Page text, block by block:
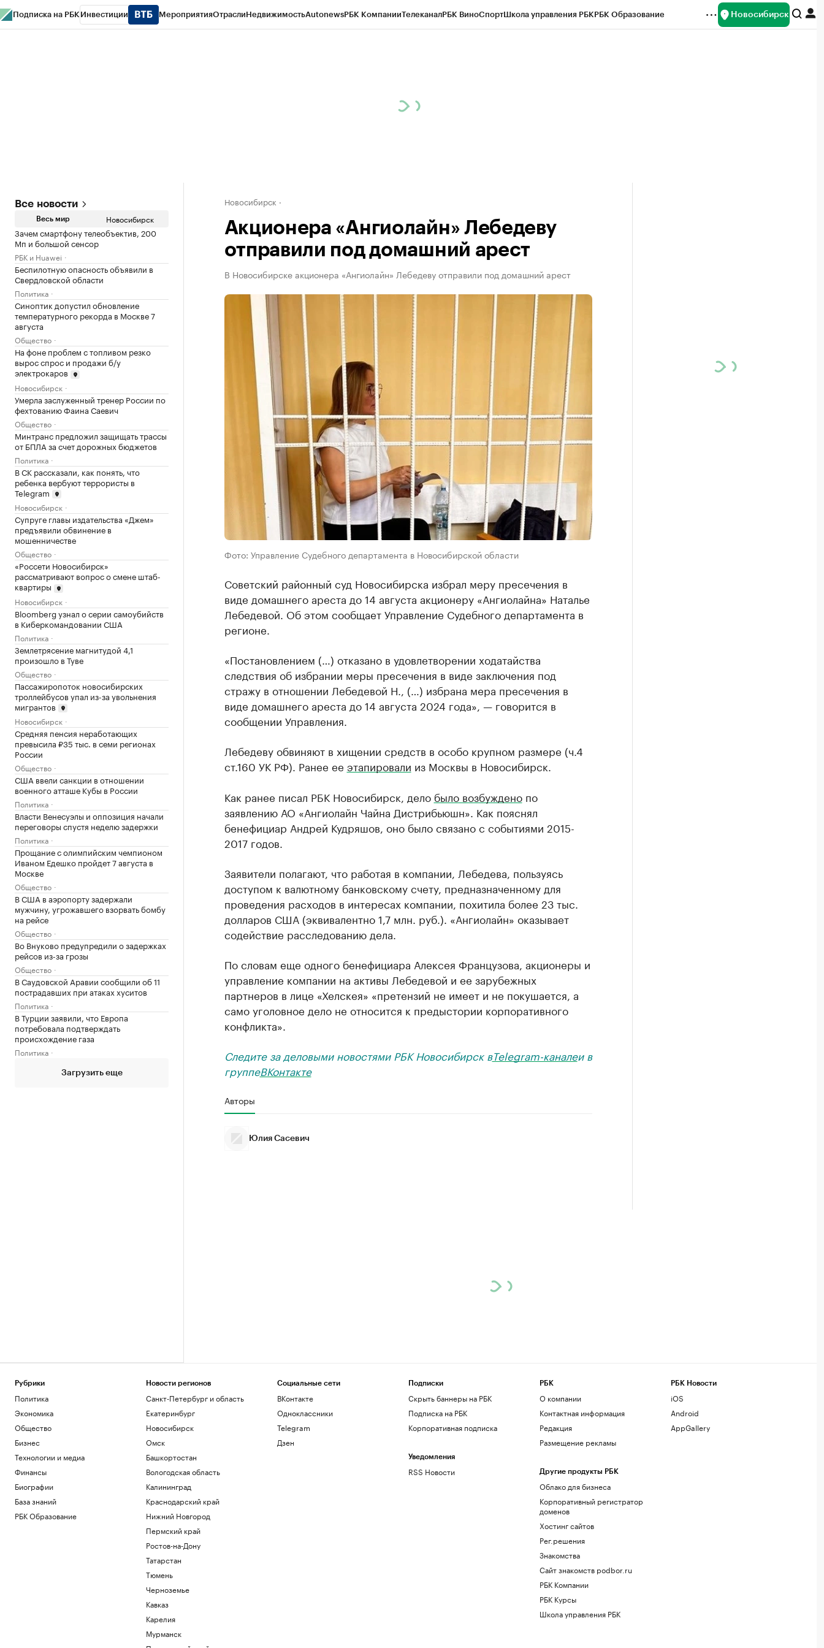
Подписка на РБК Инвестиции МероприятияОтраслиНедвижимостьAutonewsРБК КомпанииТелеканалРБК ВиноСпортШкола управления РБКРБК Образование Новосибирск
Все новости
Весь мир Новосибирск
Зачем смартфону телеобъектив, 200
Мп и большой сенсор
РБК и Huawei
Беспилотную опасность объявили в
Свердловской области
Политика
Синоптик допустил обновление
температурного рекорда в Москве 7
августа
Общество
На фоне проблем с топливом резко
вырос спрос и продажи б/у
электрокаров
Новосибирск
Умерла заслуженный тренер России по
фехтованию Фаина Саевич
Общество
Минтранс предложил защищать трассы
от БПЛА за счет дорожных бюджетов
Политика
В СК рассказали, как понять, что
ребенка вербуют террористы в
Telegram
Новосибирск
Супруге главы издательства «Джем»
предъявили обвинение в
мошенничестве
Общество
«Россети Новосибирск»
рассматривают вопрос о смене штаб-
квартиры
Новосибирск
Bloomberg узнал о серии самоубийств
в Киберкомандовании США
Политика
Землетрясение магнитудой 4,1
произошло в Туве
Общество
Пассажиропоток новосибирских
троллейбусов упал из-за увольнения
мигрантов
Новосибирск
Средняя пенсия неработающих
превысила ₽35 тыс. в семи регионах
России
Общество
США ввели санкции в отношении
военного атташе Кубы в России
Политика
Власти Венесуэлы и оппозиция начали
переговоры спустя неделю задержки
Политика
Прощание с олимпийским чемпионом
Иваном Едешко пройдет 7 августа в
Москве
Общество
В США в аэропорту задержали
мужчину, угрожавшего взорвать бомбу
на рейсе
Общество
Во Внуково предупредили о задержках
рейсов из-за грозы
Общество
В Саудовской Аравии сообщили об 11
пострадавших при атаках хуситов
Политика
В Турции заявили, что Европа
потребовала подтверждать
происхождение газа
Политика
Загрузить еще
Новосибирск
Акционера «Ангиолайн» Лебедеву
отправили под домашний арест
В Новосибирске акционера «Ангиолайн» Лебедеву отправили под домашний арест
Фото: Управление Судебного департамента в Новосибирской области
Советский районный суд Новосибирска избрал меру пресечения в
виде домашнего ареста до 14 августа акционеру «Ангиолайна» Наталье
Лебедевой. Об этом сообщает Управление Судебного департамента в
регионе.
«Постановлением (…) отказано в удовлетворении ходатайства
следствия об избрании меры пресечения в виде заключения под
стражу в отношении Лебедевой Н., (…) избрана мера пресечения в
виде домашнего ареста до 14 августа 2024 года», — говорится в
сообщении Управления.
Лебедеву обвиняют в хищении средств в особо крупном размере (ч.4
ст.160 УК РФ). Ранее ее этапировали из Москвы в Новосибирск.
Как ранее писал РБК Новосибирск, дело было возбужденопо
заявлению АО «Ангиолайн Чайна Дистрибьюшн». Как пояснял
бенефициар Андрей Кудряшов, оно было связано с событиями 2015-
2017 годов.
Заявители полагают, что работая в компании, Лебедева, пользуясь
доступом к валютному банковскому счету, предназначенному для
проведения расходов в интересах компании, похитила более 23 тыс.
долларов США (эквивалентно 1,7 млн. руб.). «Ангиолайн» оказывает
содействие расследованию дела.
По словам еще одного бенефициара Алексея Французова, акционеры и
управление компании на активы Лебедевой и ее зарубежных
партнеров в лице «Хелскея» «претензий не имеет и не покушается, а
само уголовное дело не относится к предыстории корпоративного
конфликта».
Следите за деловыми новостями РБК Новосибирск вTelegram-каналеи в
группеВКонтакте
Авторы
Юлия Сасевич
Рубрики
Политика
Экономика
Общество
Бизнес
Технологии и медиа
Финансы
Биографии
База знаний
РБК Образование
Новости регионов
Санкт-Петербург и область
Екатеринбург
Новосибирск
Омск
Башкортостан
Вологодская область
Калининград
Краснодарский край
Нижний Новгород
Пермский край
Ростов-на-Дону
Татарстан
Тюмень
Черноземье
Кавказ
Карелия
Мурманск
Социальные сети
ВКонтакте
Одноклассники
Telegram
Дзен
Подписки
Скрыть баннеры на РБК
Подписка на РБК
Корпоративная подписка
Уведомления
RSS Новости
РБК
О компании
Контактная информация
Редакция
Размещение рекламы
Другие продукты РБК
Облако для бизнеса
Корпоративный регистратор
доменов
Хостинг сайтов
Рег.решения
Знакомства
Сайт знакомств podbor.ru
РБК Компании
РБК Курсы
Школа управления РБК
РБК Новости
iOS
Android
AppGallery